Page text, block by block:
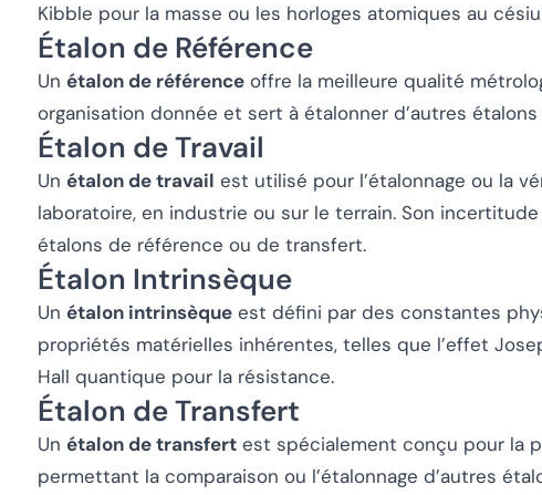
Kibble pour la masse ou les horloges atomiques au
Étalon de Référence
Un étalon de référence offre la meilleure qualité
organisation donnée et sert à étalonner d’autres
Étalon de Travail
Un étalon de travail est utilisé pour l’étalonnage ou la
laboratoire, en industrie ou sur le terrain. Son
étalons de référence ou de transfert.
Étalon Intrinsèque
Un étalon intrinsèque est défini par des constantes
propriétés matérielles inhérentes, telles que l’effet
Hall quantique pour la résistance.
Étalon de Transfert
Un étalon de transfert est spécialement conçu pour la
permettant la comparaison ou l’étalonnage d’autres